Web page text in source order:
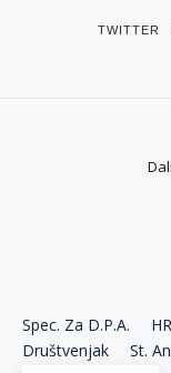
TWITTER
Spec. Za D.P.A. HR
Društvenjak
St.